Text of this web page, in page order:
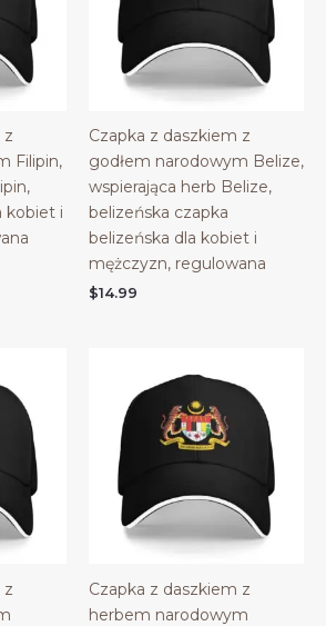
z
Filipin,
kobiet i
Czapka z daszkiem z
godłem narodowym Belize,
wspierająca herb Belize,
belizeńska czapka
belizeńska dla kobiet i
mężczyzn, regulowana
$14.99
z
Czapka z daszkiem z
herbem narodowym